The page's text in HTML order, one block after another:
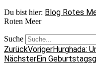
Du bist hier: Blog Rotes
Roten Meer
Suche
ZurückVorigerHurghada:
NächsterEin